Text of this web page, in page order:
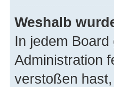
Weshalb
In jedem
Administration
verstoßen